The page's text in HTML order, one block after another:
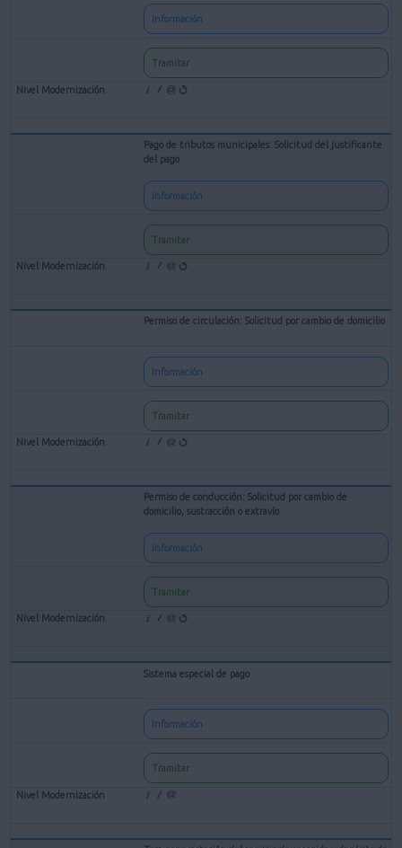
Información
Tramitar
Pago de tributos municipales: Solicitud del justificante
del pago
Información
Tramitar
Permiso de circulación: Solicitud por cambio de domicilio
Información
Tramitar
Permiso de conducción: Solicitud por cambio de
domicilio, sustracción o extravío
Información
Tramitar
Sistema especial de pago
Información
Tramitar